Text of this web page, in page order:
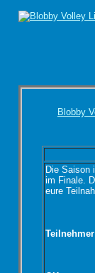
Blobby
Die Saison
im Finale.
eure